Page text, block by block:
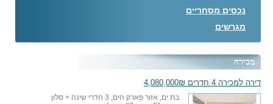
נכסים מסחריים
מגרשים
מכירה
דירה למכירה 4 חדרים 4,080,000₪
בת ים, אזור פארק הים, 3 חדרי שינה + סלון